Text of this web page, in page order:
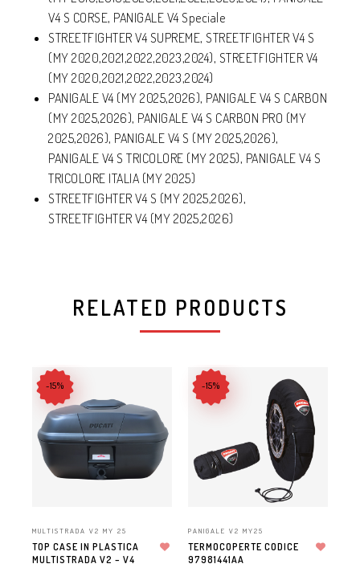
V4 S CORSE, PANIGALE V4 Speciale
STREETFIGHTER V4 SUPREME, STREETFIGHTER V4 S
(MY 2020,2021,2022,2023,2024), STREETFIGHTER V4
(MY 2020,2021,2022,2023,2024)
PANIGALE V4 (MY 2025,2026), PANIGALE V4 S CARBON
(MY 2025,2026), PANIGALE V4 S CARBON PRO (MY
2025,2026), PANIGALE V4 S (MY 2025,2026),
PANIGALE V4 S TRICOLORE (MY 2025), PANIGALE V4 S
TRICOLORE ITALIA (MY 2025)
STREETFIGHTER V4 S (MY 2025,2026),
STREETFIGHTER V4 (MY 2025,2026)
RELATED PRODUCTS
-15%
MULTISTRADA V2 MY 25
TOP CASE IN PLASTICA
MULTISTRADA V2 – V4
-15%
PANIGALE V2 MY25
TERMOCOPERTE CODICE
97981441AA